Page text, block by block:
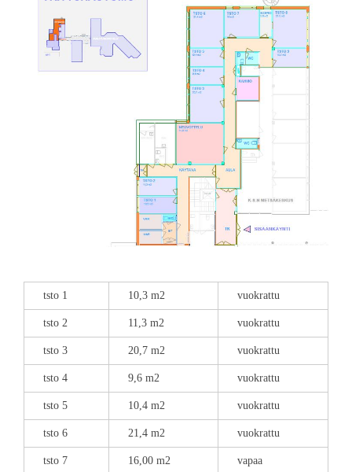
tsto 1 10,3 m2 vuokrattu
tsto 2 11,3 m2 vuokrattu
tsto 3 20,7 m2 vuokrattu
tsto 4 9,6 m2 vuokrattu
tsto 5 10,4 m2 vuokrattu
tsto 6 21,4 m2 vuokrattu
tsto 7 16,00 m2 vapaa